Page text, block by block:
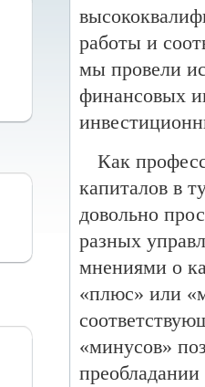
работы и
мы провели
финансовых
Как
капиталов в
довольно
разных
мнениями о
«плюс» или
«минусов»